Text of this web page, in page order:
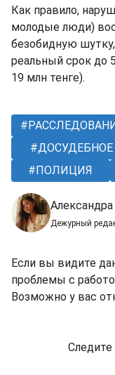
Как правило,
молодые люди)
безобидную шутку,
реальный срок до
19 млн тенге).
ДОСУДЕБНОЕ
ПОЛИЦИЯ
Дежурный
Если вы видите
проблемы с
Возможно у вас
Следите